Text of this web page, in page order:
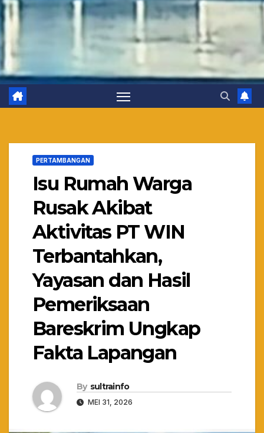
PERTAMBANGAN
Isu Rumah Warga
Rusak Akibat
Aktivitas PT WIN
Terbantahkan,
Yayasan dan Hasil
Pemeriksaan
Bareskrim Ungkap
Fakta Lapangan
By sultrainfo
MEI 31, 2026